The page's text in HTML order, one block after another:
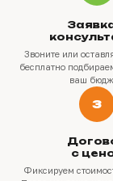
Звоните или
бесплатно
ваш
3
с
Фиксируем